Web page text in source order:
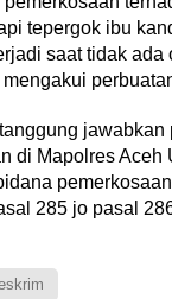
tepergok ibu
saat tidak ada
jawabkan
di Mapolres Aceh
285 jo pasal